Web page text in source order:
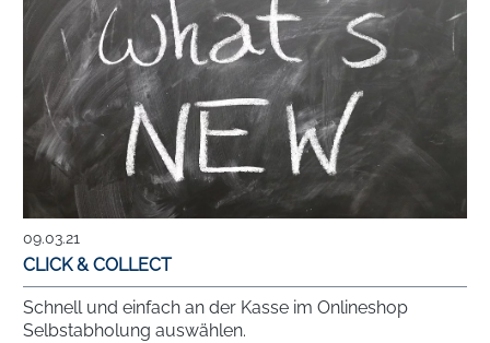
09.03.21
CLICK & COLLECT
Schnell und einfach an der Kasse im Onlineshop
Selbstabholung auswählen.